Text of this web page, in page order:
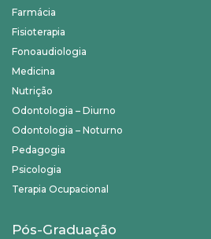
Farmácia
Fisioterapia
Fonoaudiologia
Medicina
Nutrição
Odontologia – Diurno
Odontologia – Noturno
Pedagogia
Psicologia
Terapia Ocupacional
Pós-Graduação